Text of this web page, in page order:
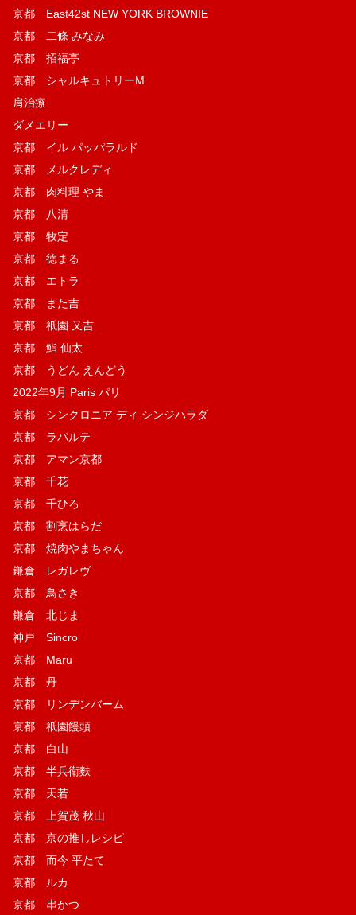
京都 East42st NEW YORK BROWNIE
京都 二條 みなみ
京都 招福亭
京都 シャルキュトリーM
肩治療
ダメエリー
京都 イル パッパラルド
京都 メルクレディ
京都 肉料理 やま
京都 八清
京都 牧定
京都 徳まる
京都 エトラ
京都 また吉
京都 祇園 又吉
京都 鮨 仙太
京都 うどん えんどう
2022年9月 Paris パリ
京都 シンクロニア ディ シンジハラダ
京都 ラパルテ
京都 アマン京都
京都 千花
京都 千ひろ
京都 割烹はらだ
京都 焼肉やまちゃん
鎌倉 レガレヴ
京都 鳥さき
鎌倉 北じま
神戸 Sincro
京都 Maru
京都 丹
京都 リンデンバーム
京都 祇園饅頭
京都 白山
京都 半兵衛麩
京都 天若
京都 上賀茂 秋山
京都 京の推しレシピ
京都 而今 平たて
京都 ルカ
京都 串かつ